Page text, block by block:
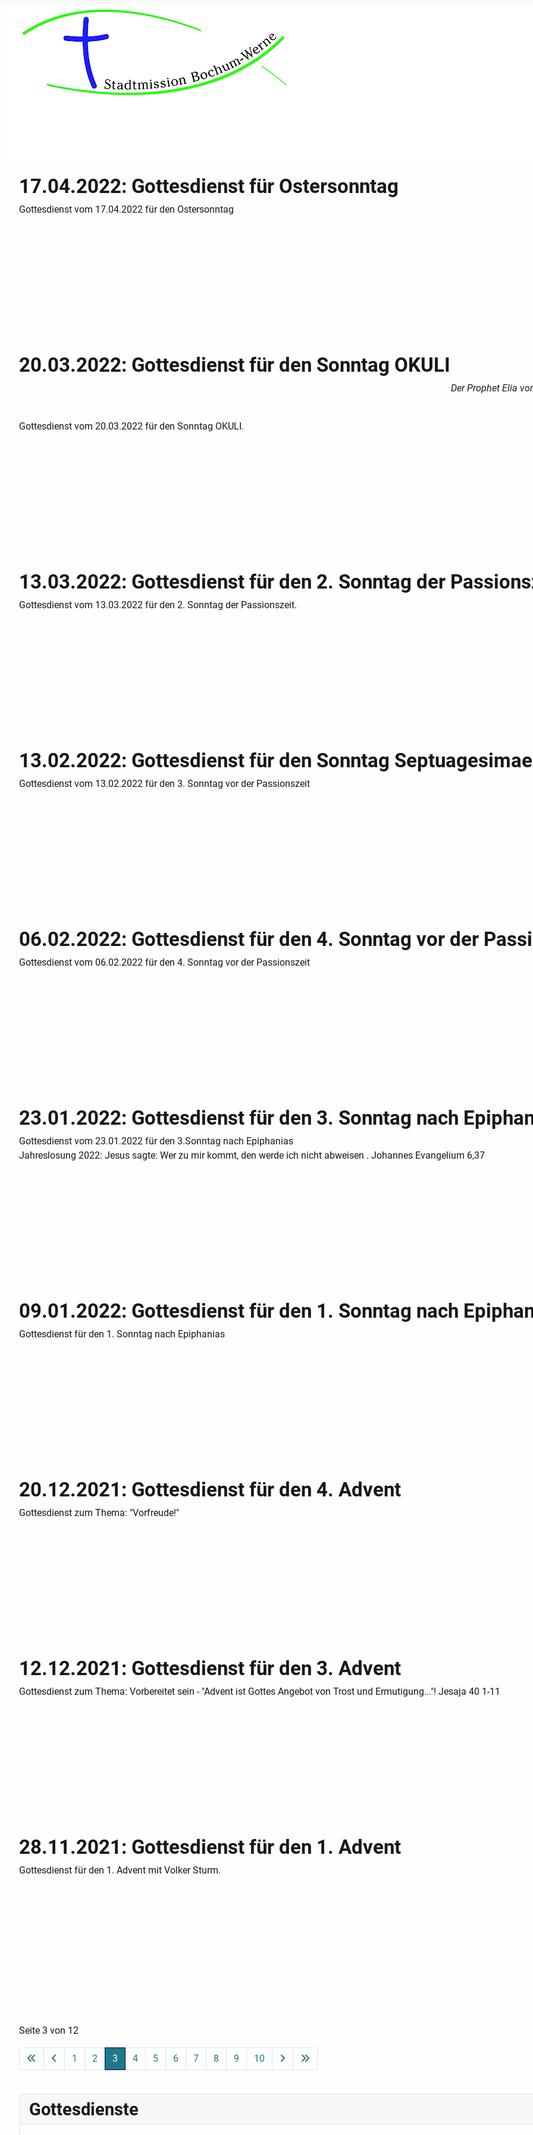
17.04.2022: Gottesdienst für Ostersonntag
Gottesdienst vom 17.04.2022 für den Ostersonntag
20.03.2022: Gottesdienst für den Sonntag OKULI
Der Prophet Elia
Gottesdienst vom 20.03.2022 für den Sonntag OKULI.
13.03.2022: Gottesdienst für den 2. Sonntag der
Gottesdienst vom 13.03.2022 für den 2. Sonntag der Passionszeit.
13.02.2022: Gottesdienst für den Sonntag Septuagesimae
Gottesdienst vom 13.02.2022 für den 3. Sonntag vor der Passionszeit
06.02.2022: Gottesdienst für den 4. Sonntag vor der
Gottesdienst vom 06.02.2022 für den 4. Sonntag vor der Passionszeit
23.01.2022: Gottesdienst für den 3. Sonntag nach
Gottesdienst vom 23.01.2022 für den 3.Sonntag nach Epiphanias
Jahreslosung 2022: Jesus sagte: Wer zu mir kommt, den werde ich nicht abweisen . Johannes Evangelium 6,37
09.01.2022: Gottesdienst für den 1. Sonntag nach
Gottesdienst für den 1. Sonntag nach Epiphanias
20.12.2021: Gottesdienst für den 4. Advent
Gottesdienst zum Thema: "Vorfreude!"
12.12.2021: Gottesdienst für den 3. Advent
Gottesdienst zum Thema: Vorbereitet sein - "Advent ist Gottes Angebot von Trost und Ermutigung..."! Jesaja 40 1-11
28.11.2021: Gottesdienst für den 1. Advent
Gottesdienst für den 1. Advent mit Volker Sturm.
Seite 3 von 12
1 2 3 4 5 6 7 8 9 10
Gottesdienste